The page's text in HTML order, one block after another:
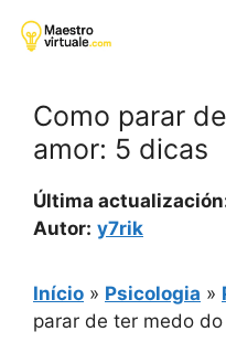
para
Como parar
amor: 5 dicas
Última
Autor: y7rik
Início » Psicologia »
parar de ter medo